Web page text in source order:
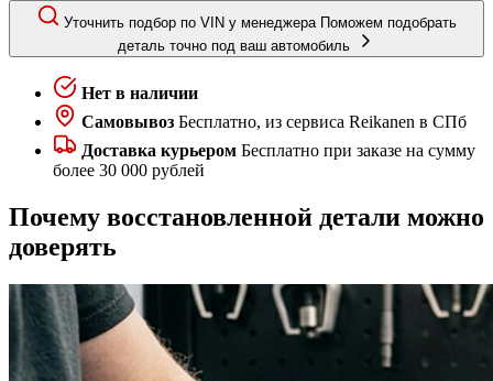
Уточнить подбор по VIN у менеджера Поможем подобрать
деталь точно под ваш автомобиль
Нет в наличии
Самовывоз Бесплатно, из сервиса Reikanen в СПб
Доставка курьером Бесплатно при заказе на сумму
более 30 000 рублей
Почему восстановленной детали можно
доверять